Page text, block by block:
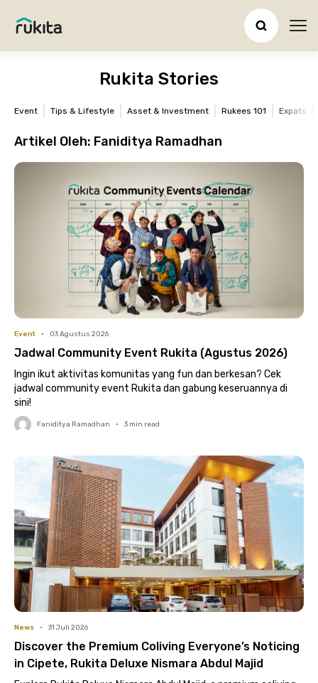
Rukita Stories
Event Tips & Lifestyle Asset & Investment Rukees 101 Expats
Artikel Oleh: Faniditya Ramadhan
Event • 03 Agustus 2026
Jadwal Community Event Rukita (Agustus 2026)
Ingin ikut aktivitas komunitas yang fun dan berkesan? Cek
jadwal community event Rukita dan gabung keseruannya di
sini!
Faniditya Ramadhan • 3 min read
News • 31 Juli 2026
Discover the Premium Coliving Everyone’s Noticing
in Cipete, Rukita Deluxe Nismara Abdul Majid